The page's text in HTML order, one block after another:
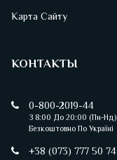
Карта Сайту
КОНТАКТЫ
0-800-2019-44
З 8:00 До 20:00 (пн-Нд)
Безкоштовно По Україні
+38 (073) 777 50 74